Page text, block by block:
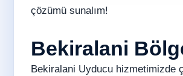
çözümü sunalım!
Bekiralani
Bekiralani Uyducu hizmetimizde